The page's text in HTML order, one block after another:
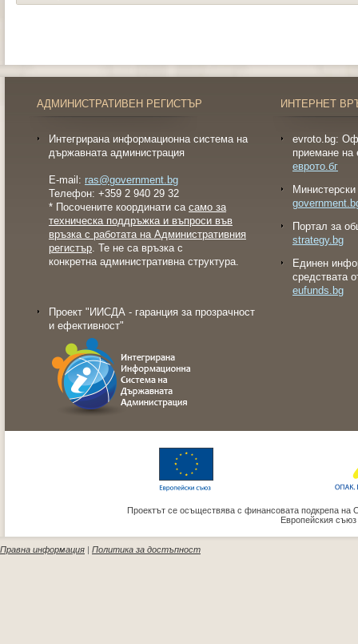
АДМИНИСТРАТИВЕН РЕГИСТЪР
Интегрирана информационна система на
държавната администрация
E-mail: ras@government.bg
Телефон: +359 2 940 29 32
* Посочените координати са само за
техническа поддръжка и въпроси във
връзка с работата на Административния
регистър. Те не са връзка с
конкретна административна структура.
Проект "ИИСДА - гаранция за прозрачност
и ефективност"
ИНТЕРНЕТ
evroto.bg:
приемане на
еврото.бг
Портал за
strategy.bg
Eдинен
средствата
eufunds.bg
Проектът се осъществява с финансовата подкрепа на
Европейския
Правна информация | Политика за достъпност